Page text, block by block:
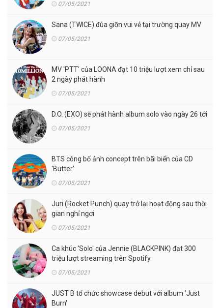
07/05/2021
Sana (TWICE) đùa giỡn vui vẻ tại trường quay MV
07/05/2021
MV 'PTT' của LOONA đạt 10 triệu lượt xem chỉ sau
2 ngày phát hành
07/05/2021
D.O. (EXO) sẽ phát hành album solo vào ngày 26 tới
07/05/2021
BTS công bố ảnh concept trên bãi biển của CD
'Butter'
07/05/2021
Juri (Rocket Punch) quay trở lại hoạt động sau thời
gian nghỉ ngơi
07/05/2021
Ca khúc 'Solo' của Jennie (BLACKPINK) đạt 300
triệu lượt streaming trên Spotify
07/05/2021
JUST B tổ chức showcase debut với album 'Just
Burn'